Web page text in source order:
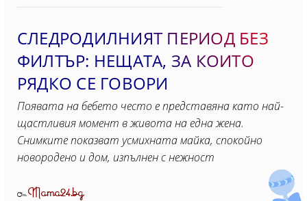
СЛЕДРОДИЛНИЯТ ПЕРИОД БЕЗ
ФИЛТЪР: НЕЩАТА, ЗА КОИТО
РЯДКО СЕ ГОВОРИ
Появата на бебето често е представяна като най-
щастливия момент в живота на една жена.
Снимките показват усмихната майка, спокойно
новородено и дом, изпълнен с нежност
ОтMama24.bg